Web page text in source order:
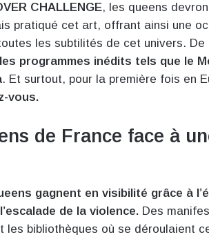
CHALLENGE, les queens
pratiqué cet art, offrant ainsi une
les subtilités de cet univers.
programmes inédits tels que le
. Et surtout, pour la première fois en
vous.
de France face à
gagnent en visibilité grâce à
de la violence. Des
les bibliothèques où se déroulaient